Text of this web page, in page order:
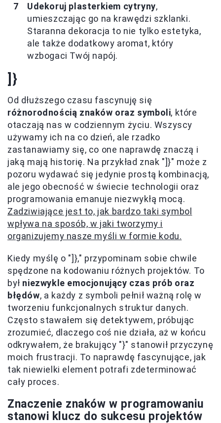
Udekoruj plasterkiem cytryny,
umieszczając go na krawędzi szklanki.
Staranna dekoracja to nie tylko estetyka,
ale także dodatkowy aromat, który
wzbogaci Twój napój.
]}
Od dłuższego czasu fascynuję się
różnorodnością znaków oraz symboli, które
otaczają nas w codziennym życiu. Wszyscy
używamy ich na co dzień, ale rzadko
zastanawiamy się, co one naprawdę znaczą i
jaką mają historię. Na przykład znak "]}" może z
pozoru wydawać się jedynie prostą kombinacją,
ale jego obecność w świecie technologii oraz
programowania emanuje niezwykłą mocą.
Zadziwiające jest to, jak bardzo taki symbol
wpływa na sposób, w jaki tworzymy i
organizujemy nasze myśli w formie kodu.
Kiedy myślę o "]}," przypominam sobie chwile
spędzone na kodowaniu różnych projektów. To
był niezwykle emocjonujący czas prób oraz
błędów, a każdy z symboli pełnił ważną rolę w
tworzeniu funkcjonalnych struktur danych.
Często stawałem się detektywem, próbując
zrozumieć, dlaczego coś nie działa, aż w końcu
odkrywałem, że brakujący "}" stanowił przyczynę
moich frustracji. To naprawdę fascynujące, jak
tak niewielki element potrafi zdeterminować
cały proces.
Znaczenie znaków w programowaniu
stanowi klucz do sukcesu projektów